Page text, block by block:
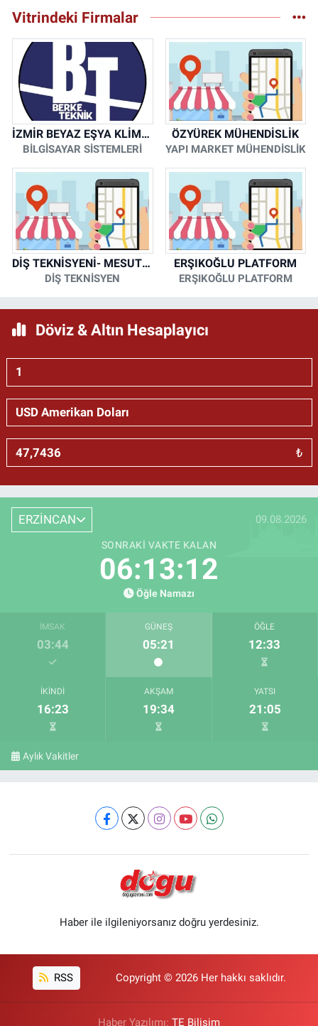
Vitrindeki Firmalar
İZMİR BEYAZ EŞYA KLİMA KOMBİ SERVİSİ
BİLGİSAYAR SİSTEMLERİ
ÖZYÜREK MÜHENDİSLİK
YAPI MARKET MÜHENDİSLİK
DİŞ TEKNİSYENİ- MESUT KORKMAZ
DİŞ TEKNİSYEN
ERŞIKOĞLU PLATFORM
ERŞIKOĞLU PLATFORM
Döviz & Altın Hesaplayıcı
₺
ERZİNCAN 09.08.2026
SONRAKI VAKTE KALAN
06:13:12
Öğle Namazı
İMSAK
03:44
GÜNEŞ
05:21
ÖĞLE
12:33
İKINDI
16:23
AKŞAM
19:34
YATSI
21:05
Aylık Vakitler
Haber ile ilgileniyorsanız doğru yerdesiniz.
RSS Copyright © 2026 Her hakkı saklıdır.
Haber Yazılımı: TE Bilişim